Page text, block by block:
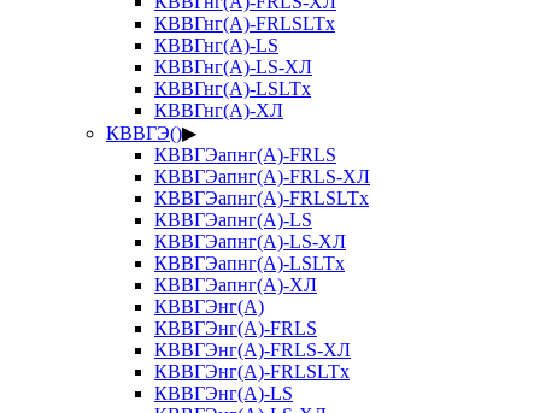
КВВГнг(А)-FRLSLTx
КВВГнг(А)-LS
КВВГнг(А)-LS-ХЛ
КВВГнг(А)-LSLTx
КВВГнг(А)-ХЛ
КВВГЭ()▶
КВВГЭапнг(А)-FRLS
КВВГЭапнг(А)-FRLS-ХЛ
КВВГЭапнг(А)-FRLSLTx
КВВГЭапнг(А)-LS
КВВГЭапнг(А)-LS-ХЛ
КВВГЭапнг(А)-LSLTx
КВВГЭапнг(А)-ХЛ
КВВГЭнг(А)
КВВГЭнг(А)-FRLS
КВВГЭнг(А)-FRLS-ХЛ
КВВГЭнг(А)-FRLSLTx
КВВГЭнг(А)-LS